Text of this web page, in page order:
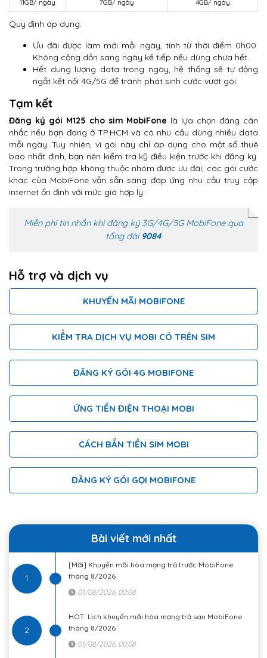
11GB/ ngày 7GB/ ngày 4GB/ ngày
Quy định áp dụng:
Ưu đãi được làm mới mỗi ngày, tính từ thời điểm 0h00.
Không cộng dồn sang ngày kế tiếp nếu dùng chưa hết.
Hết dung lượng data trong ngày, hệ thống sẽ tự động
ngắt kết nối 4G/5G để tránh phát sinh cước vượt gói.
Tạm kết
Đăng ký gói M125 cho sim MobiFone là lựa chọn đáng cân
nhắc nếu bạn đang ở TP.HCM và có nhu cầu dùng nhiều data
mỗi ngày. Tuy nhiên, vì gói này chỉ áp dụng cho một số thuê
bao nhất định, bạn nên kiểm tra kỹ điều kiện trước khi đăng ký.
Trong trường hợp không thuộc nhóm được ưu đãi, các gói cước
khác của MobiFone vẫn sẵn sàng đáp ứng nhu cầu truy cập
internet ổn định với mức giá hợp lý.
Miễn phí tin nhắn khi đăng ký 3G/4G/5G MobiFone qua
tổng đài 9084
Hỗ trợ và dịch vụ
KHUYẾN MÃI MOBIFONE
KIỂM TRA DỊCH VỤ MOBI CÓ TRÊN SIM
ĐĂNG KÝ GÓI 4G MOBIFONE
ỨNG TIỀN ĐIỆN THOẠI MOBI
CÁCH BẮN TIỀN SIM MOBI
ĐĂNG KÝ GÓI GỌI MOBIFONE
Bài viết mới nhất
1
[Mới] Khuyến mãi hòa mạng trả trước MobiFone
tháng 8/2026
01/08/2026, 00:08
2
HOT: Lịch khuyến mãi hòa mạng trả sau MobiFone
tháng 8/2026
01/08/2026, 00:08